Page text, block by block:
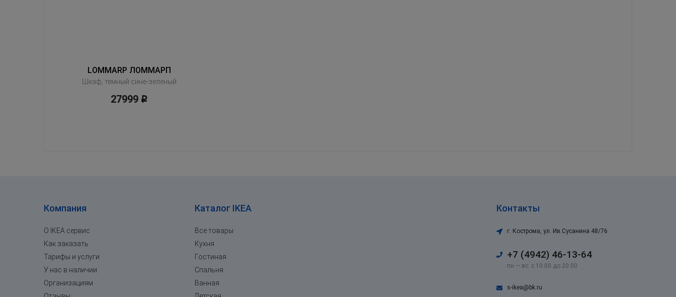
LOMMARP ЛОММАРП
Шкаф, темный сине-зеленый
27999 Р
Компания
О IKEA сервис
Как заказать
Тарифы и услуги
У нас в наличии
Организациям
Каталог IKEA
Все товары
Кухня
Гостиная
Спальня
Ванная
Контакты
г. Кострома, ул. Ив.Сусанина 48/76
+7 (4942) 46-13-64
пн — вс: с 10:00 до 20:00
s-ikea@bk.ru